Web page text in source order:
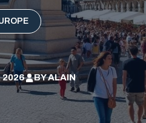
2026 BYALAIN